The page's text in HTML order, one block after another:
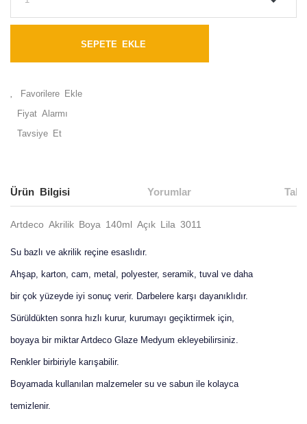
SEPETE EKLE
Fiyat Alarmı
Tavsiye Et
Ürün Bilgisi Yorumlar
Artdeco Akrilik Boya 140ml Açık Lila 3011
Su bazlı ve akrilik reçine esaslıdır.
Ahşap, karton, cam, metal, polyester, seramik, tuval ve daha
bir çok yüzeyde iyi sonuç verir. Darbelere karşı dayanıklıdır.
Sürüldükten sonra hızlı kurur, kurumayı geçiktirmek için,
boyaya bir miktar Artdeco Glaze Medyum ekleyebilirsiniz.
Renkler birbiriyle karışabilir.
Boyamada kullanılan malzemeler su ve sabun ile kolayca
temizlenir.